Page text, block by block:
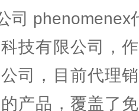
司 phenomenex
科技有限公司，
司，目前代理
产品，覆盖了